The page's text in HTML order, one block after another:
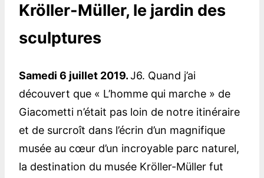
Kröller-Müller, le jardin des
sculptures
Samedi 6 juillet 2019.J6. Quand j’ai
découvert que « L’homme qui marche » de
Giacometti n’était pas loin de notre itinéraire
et de surcroît dans l’écrin d’un magnifique
musée au cœur d’un incroyable parc naturel,
la destination du musée Kröller-Müller fut